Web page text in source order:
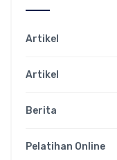
Artikel
Artikel
Berita
Pelatihan Online